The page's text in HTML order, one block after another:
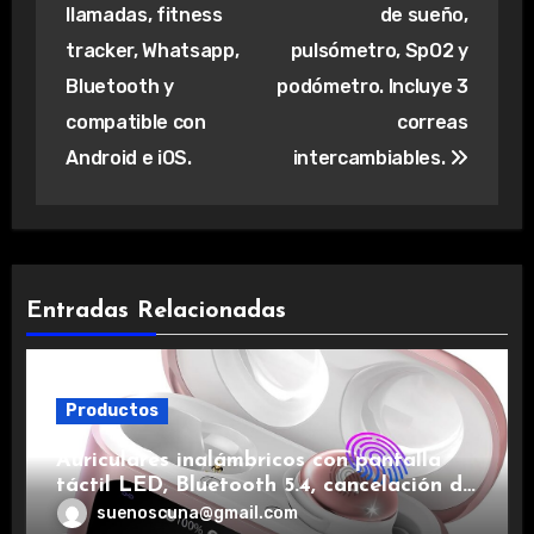
llamadas, fitness
tracker, Whatsapp,
Bluetooth y
compatible con
Android e iOS.
de sueño,
pulsómetro, SpO2 y
podómetro. Incluye 3
correas
intercambiables.
Entradas Relacionadas
Productos
Auriculares inalámbricos con pantalla
táctil LED, Bluetooth 5.4, cancelación de
ruido, impermeables y de larga duración.
suenoscuna@gmail.com